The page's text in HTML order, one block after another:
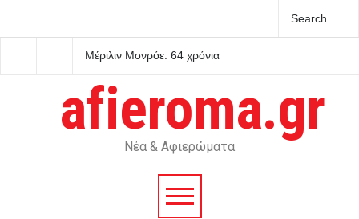
Μέριλιν Μονρόε: 64 χρόνια
afieroma.gr
Νέα & Αφιερώματα